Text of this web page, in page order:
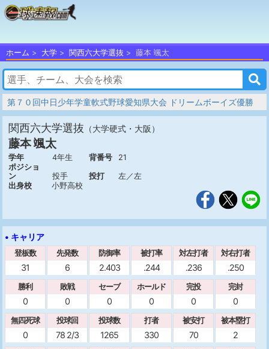
ホーム 大学 関西六大学選抜 藤本 颯太
第７０回中日少年学童軟式野球愛知県大会 ドリームボーイズ優勝
関西六大学選抜 （大学硬式・大阪）
藤本 颯太
学年 4年生 背番号
21
ポジショ
ン
投手 投打
左／左
出身校
小野高校
• キャリア
登板数
31
先発数
6
防御率
2.403
被打率
.244
対左打者
.236
対右打者
.250
勝利
0
敗戦
0
セーブ
0
ホールド
0
完投
0
完封
0
無四死球
0
投球回
78 2/3
投球数
1265
打者
330
被安打
70
被本塁打
2